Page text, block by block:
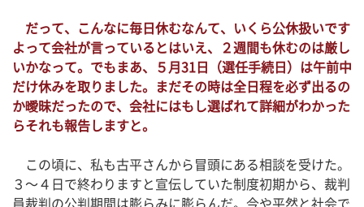
だって、こんなに毎日休むなんて、いくら公休扱いです
よって会社が言っているとはいえ、２週間も休むのは厳し
いかなって。でもまあ、５月31日（選任手続日）は午前中
だけ休みを取りました。まだその時は全日程を必ず出るの
か曖昧だったので、会社にはもし選ばれて詳細がわかった
らそれも報告しますと。
この頃に、私も古平さんから冒頭にある相談を受けた。
３～４日で終わりますと宣伝していた制度初期から、裁判
員裁判の公判期間は膨らみに膨らんだ。今や平然と社会で